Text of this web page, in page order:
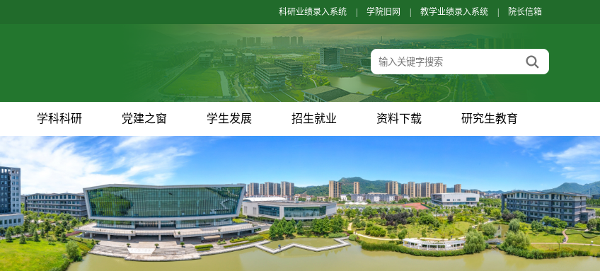
科研业绩录入系统 学院旧网 教学业绩录入系统 院长信箱
学科科研 党建之窗 学生发展 招生就业 资料下载 研究生教育